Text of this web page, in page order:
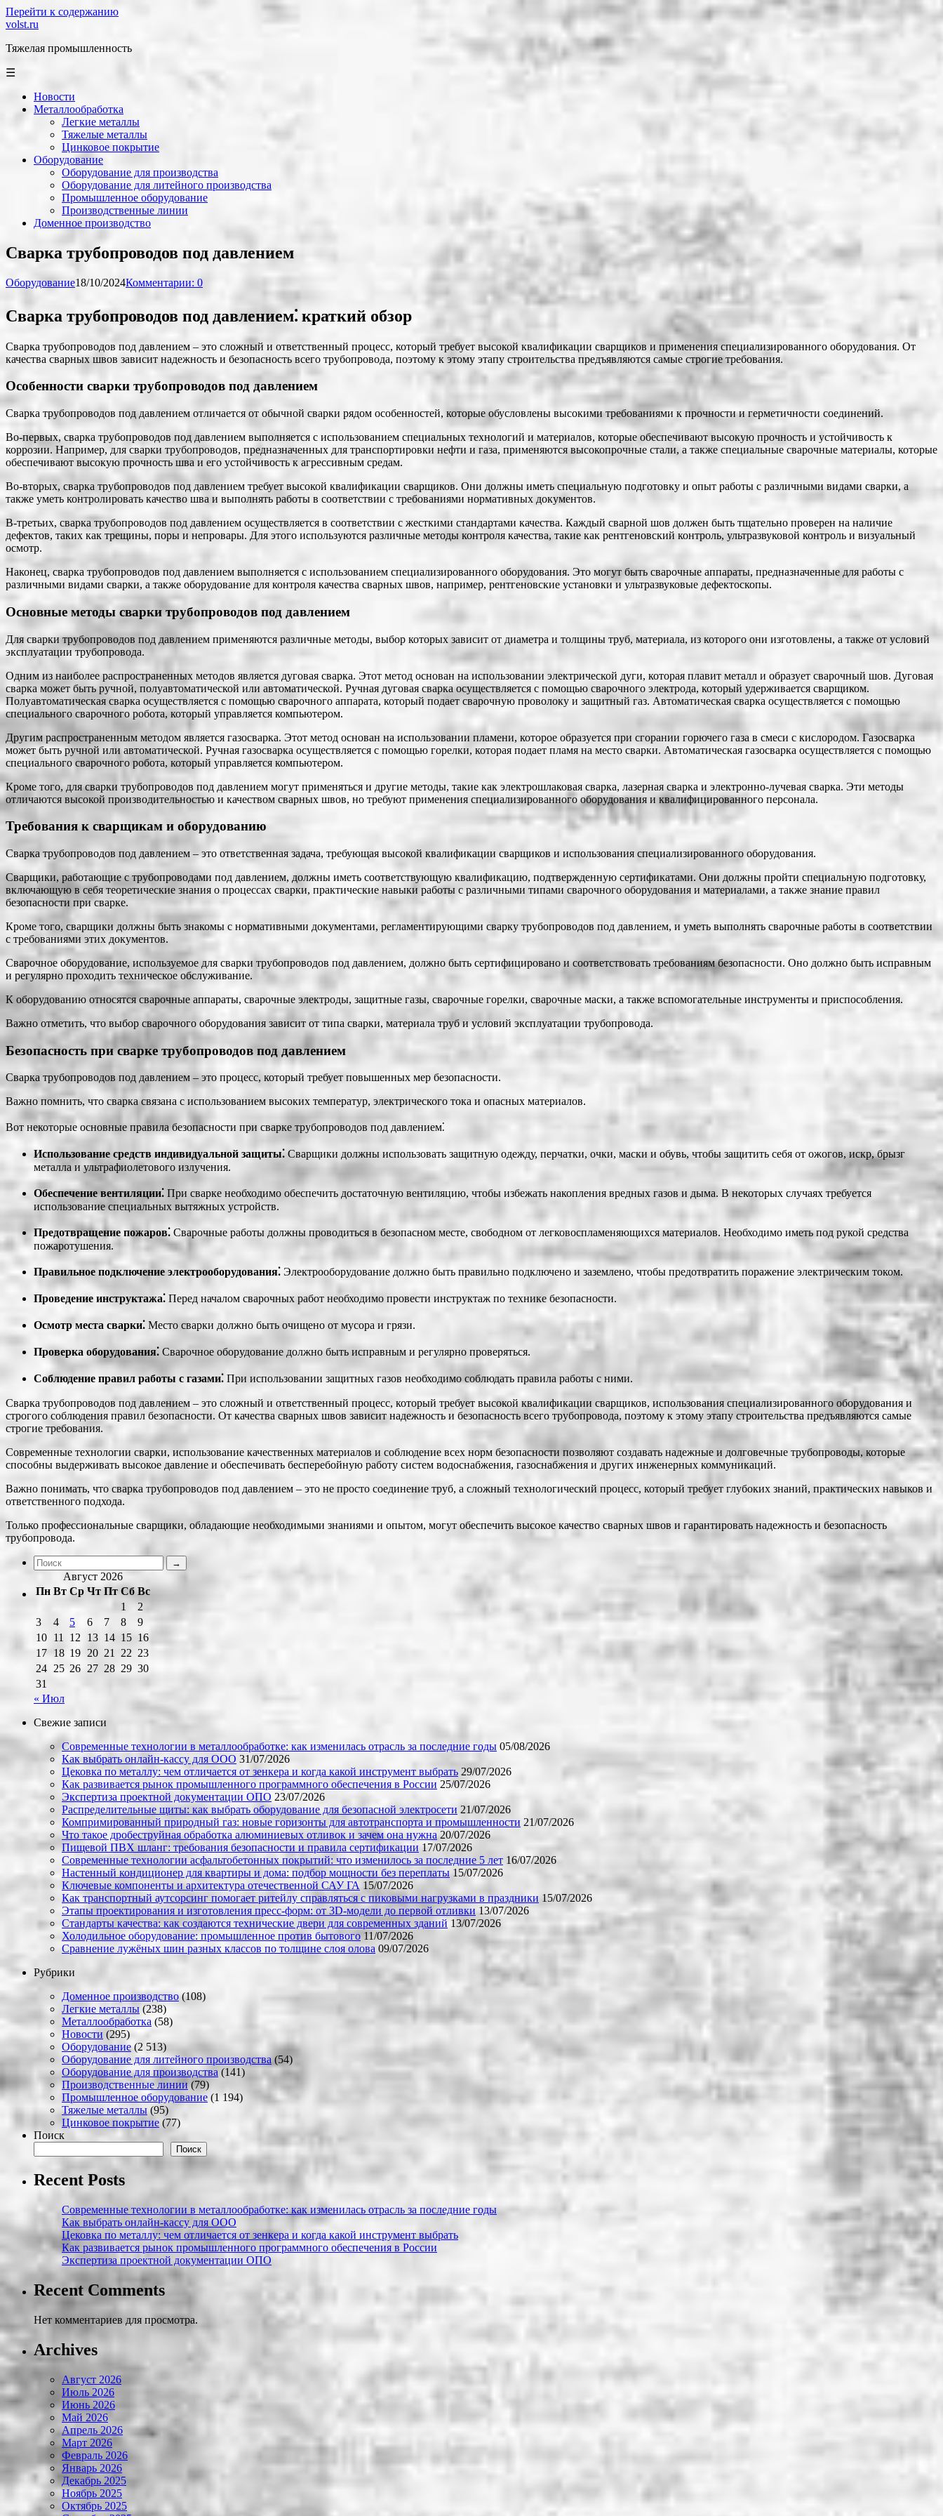
Перейти к содержанию
volst.ru
Тяжелая промышленность
☰
Новости
Металлообработка
Легкие металлы
Тяжелые металлы
Цинковое покрытие
Оборудование
Оборудование для производства
Оборудование для литейного производства
Промышленное оборудование
Производственные линии
Доменное производство
Сварка трубопроводов под давлением
Оборудование18/10/2024Комментарии: 0
Сварка трубопроводов под давлением⁚ краткий обзор
Сварка трубопроводов под давлением – это сложный и ответственный процесс, который требует высокой квалификации сварщиков и применения специализированного оборудования. От
качества сварных швов зависит надежность и безопасность всего трубопровода, поэтому к этому этапу строительства предъявляются самые строгие требования.
Особенности сварки трубопроводов под давлением
Сварка трубопроводов под давлением отличается от обычной сварки рядом особенностей, которые обусловлены высокими требованиями к прочности и герметичности соединений.
Во-первых, сварка трубопроводов под давлением выполняется с использованием специальных технологий и материалов, которые обеспечивают высокую прочность и устойчивость к
коррозии. Например, для сварки трубопроводов, предназначенных для транспортировки нефти и газа, применяются высокопрочные стали, а также специальные сварочные материалы, которые
обеспечивают высокую прочность шва и его устойчивость к агрессивным средам.
Во-вторых, сварка трубопроводов под давлением требует высокой квалификации сварщиков. Они должны иметь специальную подготовку и опыт работы с различными видами сварки, а
также уметь контролировать качество шва и выполнять работы в соответствии с требованиями нормативных документов.
В-третьих, сварка трубопроводов под давлением осуществляется в соответствии с жесткими стандартами качества. Каждый сварной шов должен быть тщательно проверен на наличие
дефектов, таких как трещины, поры и непровары. Для этого используются различные методы контроля качества, такие как рентгеновский контроль, ультразвуковой контроль и визуальный
осмотр.
Наконец, сварка трубопроводов под давлением выполняется с использованием специализированного оборудования. Это могут быть сварочные аппараты, предназначенные для работы с
различными видами сварки, а также оборудование для контроля качества сварных швов, например, рентгеновские установки и ультразвуковые дефектоскопы.
Основные методы сварки трубопроводов под давлением
Для сварки трубопроводов под давлением применяются различные методы, выбор которых зависит от диаметра и толщины труб, материала, из которого они изготовлены, а также от условий
эксплуатации трубопровода.
Одним из наиболее распространенных методов является дуговая сварка. Этот метод основан на использовании электрической дуги, которая плавит металл и образует сварочный шов. Дуговая
сварка может быть ручной, полуавтоматической или автоматической. Ручная дуговая сварка осуществляется с помощью сварочного электрода, который удерживается сварщиком.
Полуавтоматическая сварка осуществляется с помощью сварочного аппарата, который подает сварочную проволоку и защитный газ. Автоматическая сварка осуществляется с помощью
специального сварочного робота, который управляется компьютером.
Другим распространенным методом является газосварка. Этот метод основан на использовании пламени, которое образуется при сгорании горючего газа в смеси с кислородом. Газосварка
может быть ручной или автоматической. Ручная газосварка осуществляется с помощью горелки, которая подает пламя на место сварки. Автоматическая газосварка осуществляется с помощью
специального сварочного робота, который управляется компьютером.
Кроме того, для сварки трубопроводов под давлением могут применяться и другие методы, такие как электрошлаковая сварка, лазерная сварка и электронно-лучевая сварка. Эти методы
отличаются высокой производительностью и качеством сварных швов, но требуют применения специализированного оборудования и квалифицированного персонала.
Требования к сварщикам и оборудованию
Сварка трубопроводов под давлением – это ответственная задача, требующая высокой квалификации сварщиков и использования специализированного оборудования.
Сварщики, работающие с трубопроводами под давлением, должны иметь соответствующую квалификацию, подтвержденную сертификатами. Они должны пройти специальную подготовку,
включающую в себя теоретические знания о процессах сварки, практические навыки работы с различными типами сварочного оборудования и материалами, а также знание правил
безопасности при сварке.
Кроме того, сварщики должны быть знакомы с нормативными документами, регламентирующими сварку трубопроводов под давлением, и уметь выполнять сварочные работы в соответствии
с требованиями этих документов.
Сварочное оборудование, используемое для сварки трубопроводов под давлением, должно быть сертифицировано и соответствовать требованиям безопасности. Оно должно быть исправным
и регулярно проходить техническое обслуживание.
К оборудованию относятся сварочные аппараты, сварочные электроды, защитные газы, сварочные горелки, сварочные маски, а также вспомогательные инструменты и приспособления.
Важно отметить, что выбор сварочного оборудования зависит от типа сварки, материала труб и условий эксплуатации трубопровода.
Безопасность при сварке трубопроводов под давлением
Сварка трубопроводов под давлением – это процесс, который требует повышенных мер безопасности.
Важно помнить, что сварка связана с использованием высоких температур, электрического тока и опасных материалов.
Вот некоторые основные правила безопасности при сварке трубопроводов под давлением⁚
Использование средств индивидуальной защиты⁚ Сварщики должны использовать защитную одежду, перчатки, очки, маски и обувь, чтобы защитить себя от ожогов, искр, брызг
металла и ультрафиолетового излучения.
Обеспечение вентиляции⁚ При сварке необходимо обеспечить достаточную вентиляцию, чтобы избежать накопления вредных газов и дыма. В некоторых случаях требуется
использование специальных вытяжных устройств.
Предотвращение пожаров⁚ Сварочные работы должны проводиться в безопасном месте, свободном от легковоспламеняющихся материалов. Необходимо иметь под рукой средства
пожаротушения.
Правильное подключение электрооборудования⁚ Электрооборудование должно быть правильно подключено и заземлено, чтобы предотвратить поражение электрическим током.
Проведение инструктажа⁚ Перед началом сварочных работ необходимо провести инструктаж по технике безопасности.
Осмотр места сварки⁚ Место сварки должно быть очищено от мусора и грязи.
Проверка оборудования⁚ Сварочное оборудование должно быть исправным и регулярно проверяться.
Соблюдение правил работы с газами⁚ При использовании защитных газов необходимо соблюдать правила работы с ними.
Сварка трубопроводов под давлением – это сложный и ответственный процесс, который требует высокой квалификации сварщиков, использования специализированного оборудования и
строгого соблюдения правил безопасности. От качества сварных швов зависит надежность и безопасность всего трубопровода, поэтому к этому этапу строительства предъявляются самые
строгие требования.
Современные технологии сварки, использование качественных материалов и соблюдение всех норм безопасности позволяют создавать надежные и долговечные трубопроводы, которые
способны выдерживать высокое давление и обеспечивать бесперебойную работу систем водоснабжения, газоснабжения и других инженерных коммуникаций.
Важно понимать, что сварка трубопроводов под давлением – это не просто соединение труб, а сложный технологический процесс, который требует глубоких знаний, практических навыков и
ответственного подхода.
Только профессиональные сварщики, обладающие необходимыми знаниями и опытом, могут обеспечить высокое качество сварных швов и гарантировать надежность и безопасность
трубопровода.
Август 2026
Пн Вт Ср Чт Пт Сб Вс
1
2
3
4 5 6 7 8
9
10 11 12 13 14 15 16
17 18 19 20 21 22 23
24 25 26 27 28 29 30
31
« Июл
Свежие записи
Современные технологии в металлообработке: как изменилась отрасль за последние годы 05/08/2026
Как выбрать онлайн-кассу для ООО 31/07/2026
Цековка по металлу: чем отличается от зенкера и когда какой инструмент выбрать 29/07/2026
Как развивается рынок промышленного программного обеспечения в России 25/07/2026
Экспертиза проектной документации ОПО 23/07/2026
Распределительные щиты: как выбрать оборудование для безопасной электросети 21/07/2026
Компримированный природный газ: новые горизонты для автотранспорта и промышленности 21/07/2026
Что такое дробеструйная обработка алюминиевых отливок и зачем она нужна 20/07/2026
Пищевой ПВХ шланг: требования безопасности и правила сертификации 17/07/2026
Современные технологии асфальтобетонных покрытий: что изменилось за последние 5 лет 16/07/2026
Настенный кондиционер для квартиры и дома: подбор мощности без переплаты 15/07/2026
Ключевые компоненты и архитектура отечественной САУ ГА 15/07/2026
Как транспортный аутсорсинг помогает ритейлу справляться с пиковыми нагрузками в праздники 15/07/2026
Этапы проектирования и изготовления пресс-форм: от 3D-модели до первой отливки 13/07/2026
Стандарты качества: как создаются технические двери для современных зданий 13/07/2026
Холодильное оборудование: промышленное против бытового 11/07/2026
Сравнение лужёных шин разных классов по толщине слоя олова 09/07/2026
Рубрики
Доменное производство(108)
Легкие металлы (238)
Металлообработка (58)
Новости (295)
Оборудование(2 513)
Оборудование для литейного производства (54)
Оборудование для производства (141)
Производственные линии(79)
Промышленное оборудование (1 194)
Тяжелые металлы (95)
Цинковое покрытие (77)
Поиск
Поиск
Recent Posts
Современные технологии в металлообработке: как изменилась отрасль за последние годы
Как выбрать онлайн-кассу для ООО
Цековка по металлу: чем отличается от зенкера и когда какой инструмент выбрать
Как развивается рынок промышленного программного обеспечения в России
Экспертиза проектной документации ОПО
Recent Comments
Нет комментариев для просмотра.
Archives
Август 2026
Июль 2026
Июнь 2026
Май 2026
Апрель 2026
Март 2026
Февраль 2026
Январь 2026
Декабрь 2025
Ноябрь 2025
Октябрь 2025